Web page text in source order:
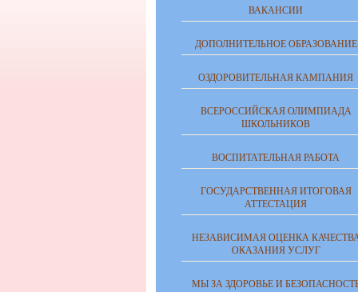
ВАКАНСИИ
ДОПОЛНИТЕЛЬНОЕ ОБРАЗОВАНИЕ
ОЗДОРОВИТЕЛЬНАЯ КАМПАНИЯ
ВСЕРОССИЙСКАЯ ОЛИМПИАДА
ШКОЛЬНИКОВ
ВОСПИТАТЕЛЬНАЯ РАБОТА
ГОСУДАРСТВЕННАЯ ИТОГОВАЯ
АТТЕСТАЦИЯ
НЕЗАВИСИМАЯ ОЦЕНКА
ОКАЗАНИЯ УСЛУГ
МЫ ЗА ЗДОРОВЬЕ И